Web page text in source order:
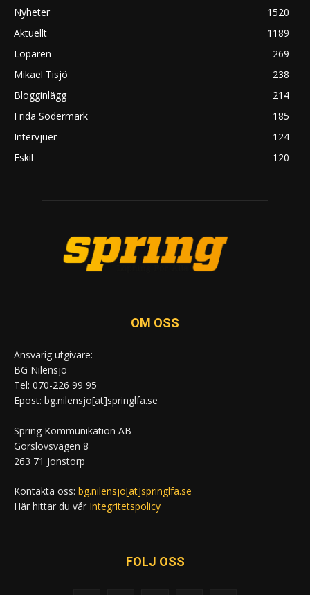
Nyheter
1520
Aktuellt
1189
Löparen
269
Mikael Tisjö
238
Blogginlägg
214
Frida Södermark
185
Intervjuer
124
Eskil
120
OM OSS
Ansvarig utgivare:
BG Nilensjö
Tel: 070-226 99 95
Epost: bg.nilensjo[at]springlfa.se
Spring Kommunikation AB
Görslövsvägen 8
263 71 Jonstorp
Kontakta oss: bg.nilensjo[at]springlfa.se
Här hittar du vår Integritetspolicy
FÖLJ OSS